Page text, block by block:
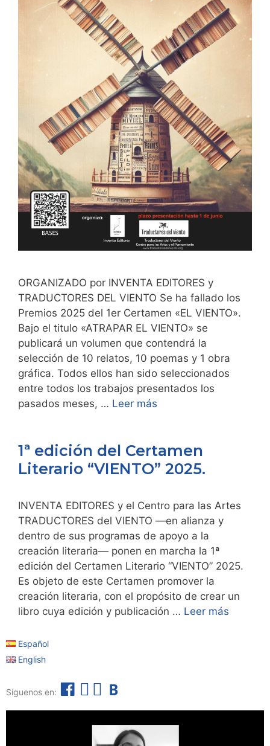
ORGANIZADO por INVENTA EDITORES y
TRADUCTORES DEL VIENTO Se ha fallado los
Premios 2025 del 1er Certamen «EL VIENTO».
Bajo el titulo «ATRAPAR EL VIENTO» se
publicará un volumen que contendrá la
selección de 10 relatos, 10 poemas y 1 obra
gráfica. Todos ellos han sido seleccionados
entre todos los trabajos presentados los
pasados meses, … Leer más
1ª edición del Certamen
Literario “VIENTO” 2025.
INVENTA EDITORES y el Centro para las Artes
TRADUCTORES del VIENTO —en alianza y
dentro de sus programas de apoyo a la
creación literaria— ponen en marcha la 1ª
edición del Certamen Literario “VIENTO” 2025.
Es objeto de este Certamen promover la
creación literaria, con el propósito de crear un
libro cuya edición y publicación … Leer más
Español
English
Síguenos en:
F
c
s
t
l
e
l
e
t